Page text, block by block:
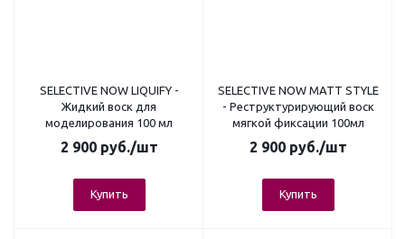
SELECTIVE NOW LIQUIFY -
Жидкий воск для
моделирования 100 мл
2 900руб./шт
Купить
SELECTIVE NOW MATT STYLE
- Реструктурирующий воск
мягкой фиксации 100мл
2 900руб./шт
Купить